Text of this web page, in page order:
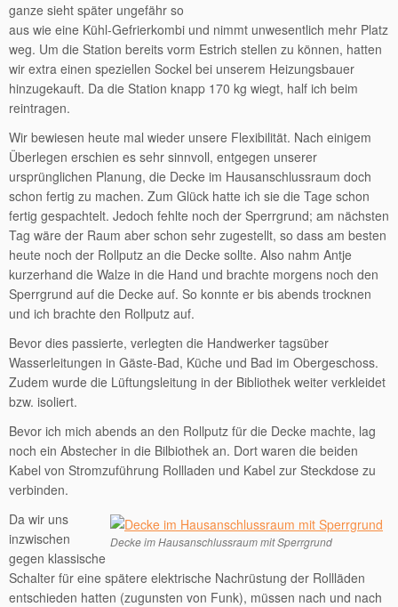
ganze sieht später ungefähr so
aus wie eine Kühl-Gefrierkombi und nimmt unwesentlich mehr Platz
weg. Um die Station bereits vorm Estrich stellen zu können, hatten
wir extra einen speziellen Sockel bei unserem Heizungsbauer
hinzugekauft. Da die Station knapp 170 kg wiegt, half ich beim
reintragen.
Wir bewiesen heute mal wieder unsere Flexibilität. Nach einigem
Überlegen erschien es sehr sinnvoll, entgegen unserer
ursprünglichen Planung, die Decke im Hausanschlussraum doch
schon fertig zu machen. Zum Glück hatte ich sie die Tage schon
fertig gespachtelt. Jedoch fehlte noch der Sperrgrund; am nächsten
Tag wäre der Raum aber schon sehr zugestellt, so dass am besten
heute noch der Rollputz an die Decke sollte. Also nahm Antje
kurzerhand die Walze in die Hand und brachte morgens noch den
Sperrgrund auf die Decke auf. So konnte er bis abends trocknen
und ich brachte den Rollputz auf.
Bevor dies passierte, verlegten die Handwerker tagsüber
Wasserleitungen in Gäste-Bad, Küche und Bad im Obergeschoss.
Zudem wurde die Lüftungsleitung in der Bibliothek weiter verkleidet
bzw. isoliert.
Bevor ich mich abends an den Rollputz für die Decke machte, lag
noch ein Abstecher in die Bilbiothek an. Dort waren die beiden
Kabel von Stromzuführung Rollladen und Kabel zur Steckdose zu
verbinden.
Decke im Hausanschlussraum mit Sperrgrund
Da wir uns
inzwischen
gegen klassische
Schalter für eine spätere elektrische Nachrüstung der Rollläden
entschieden hatten (zugunsten von Funk), müssen nach und nach